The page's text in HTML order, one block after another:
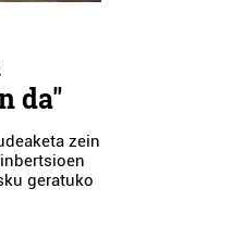
da"
zein
geratuko